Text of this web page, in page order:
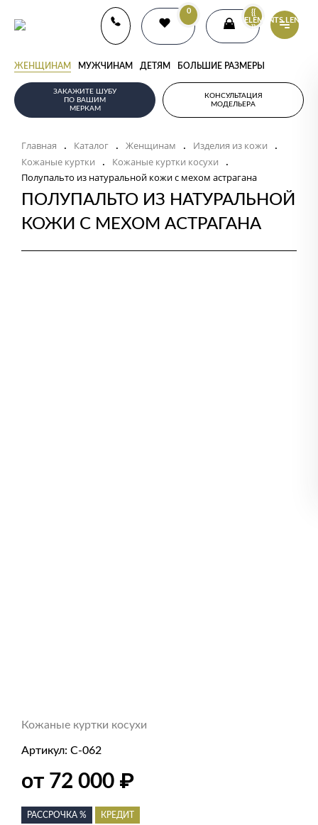
0
{{
ELEMENTS.LENGTH
}}
ЖЕНЩИНАМ МУЖЧИНАМ ДЕТЯМ БОЛЬШИЕ РАЗМЕРЫ
ЗАКАЖИТЕ ШУБУ
ПО ВАШИМ
МЕРКАМ
КОНСУЛЬТАЦИЯ
МОДЕЛЬЕРА
Главная . Каталог . Женщинам . Изделия из кожи .
Кожаные куртки . Кожаные куртки косухи .
Полупальто из натуральной кожи с мехом астрагана
ПОЛУПАЛЬТО ИЗ НАТУРАЛЬНОЙ
КОЖИ С МЕХОМ АСТРАГАНА
Кожаные куртки косухи
Артикул: С-062
от 72 000 ₽
РАССРОЧКА % КРЕДИТ